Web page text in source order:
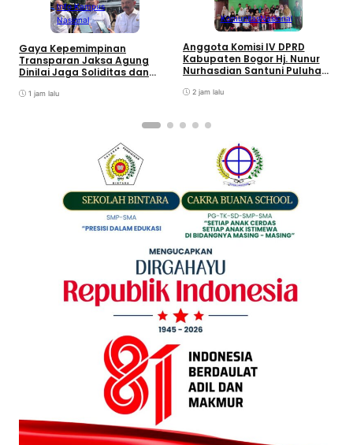
Info Kampus
Nasional
Gaya Kepemimpinan
Transparan Jaksa Agung
Dinilai Jaga Soliditas dan
Adhyaksa
1 jam lalu
KomunitasNasional
Anggota Komisi IV DPRD
Kabupaten Bogor Hj. Nunur
Nurhasdian Santuni Puluhan
2 jam lalu